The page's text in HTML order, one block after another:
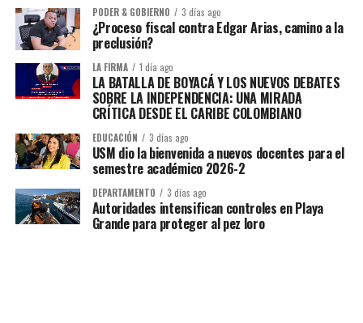
PODER & GOBIERNO 3 días ago
¿Proceso fiscal contra Edgar Arias, camino a la
preclusión?
LA FIRMA 1 día ago
LA BATALLA DE BOYACÁ Y LOS NUEVOS DEBATES
SOBRE LA INDEPENDENCIA: UNA MIRADA
CRÍTICA DESDE EL CARIBE COLOMBIANO
EDUCACIÓN 3 días ago
USM dio la bienvenida a nuevos docentes para el
semestre académico 2026-2
DEPARTAMENTO 3 días ago
Autoridades intensifican controles en Playa
Grande para proteger al pez loro